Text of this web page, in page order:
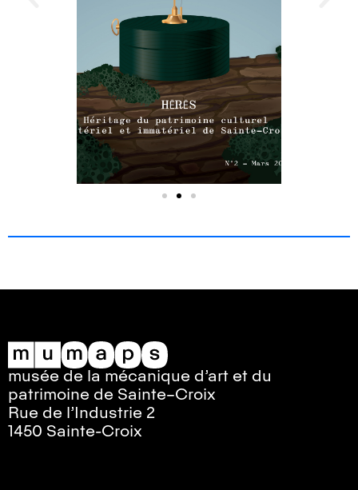
musée de la mécanique d’art et du
patrimoine de Sainte–Croix
Rue de l’Industrie 2
1450 Sainte-Croix